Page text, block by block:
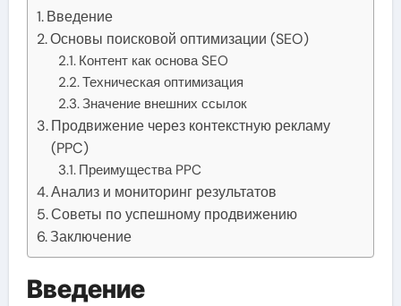
Введение
Основы поисковой оптимизации (SEO)
Контент как основа SEO
Техническая оптимизация
Значение внешних ссылок
Продвижение через контекстную рекламу
(PPC)
Преимущества PPC
Анализ и мониторинг результатов
Советы по успешному продвижению
Заключение
Введение